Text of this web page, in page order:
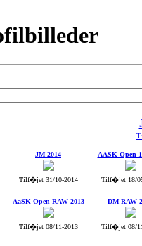
JM 2014
Tilf�jet 31/10-2014
AASK Open
Tilf�jet 18/
AaSK Open RAW 2013
Tilf�jet 08/11-2013
DM RAW
Tilf�jet 08/